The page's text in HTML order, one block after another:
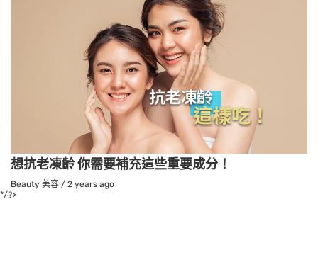
想抗老凍齡 你需要補充這些重要成分！
Beauty 美容 / 2 years ago
*/?>